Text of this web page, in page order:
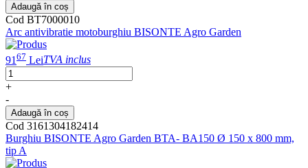
Adaugă în coș
Cod BT7000010
Arc antivibratie motoburghiu BISONTE Agro Garden
91 67 LeiTVA inclus
+
-
Adaugă în coș
Cod 3161304182414
Burghiu BISONTE Agro Garden BTA- BA150 Ø 150 x 800 mm,
tip A